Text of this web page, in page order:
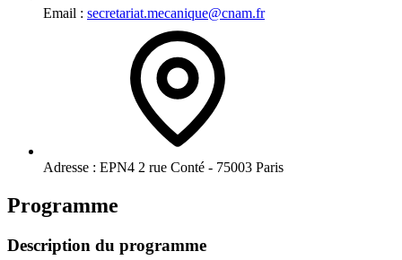
Email : secretariat.mecanique@cnam.fr
Adresse : EPN4 2 rue Conté - 75003 Paris
Programme
Description du programme